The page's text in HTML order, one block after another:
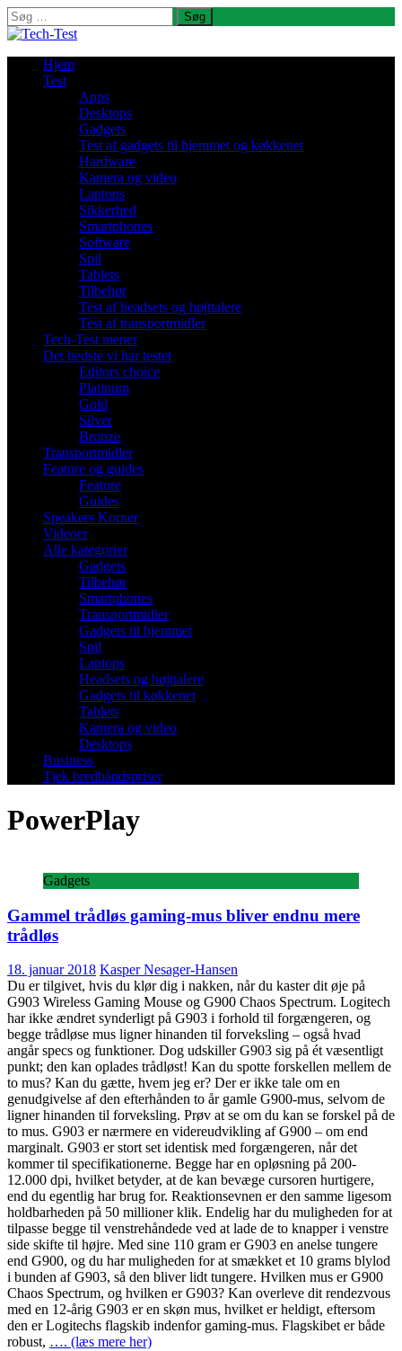
Søg
efter:
Hjem
Test
Apps
Desktops
Gadgets
Test af gadgets til hjemmet og køkkenet
Hardware
Kamera og video
Laptops
Sikkerhed
Smartphones
Software
Spil
Tablets
Tilbehør
Test af headsets og højttalere
Test af transportmidler
Tech-Test mener
Det bedste vi har testet
Editors choice
Platinum
Gold
Silver
Bronze
Transportmidler
Feature og guides
Feature
Guides
Speakers Korner
Videoer
Alle kategorier
Gadgets
Tilbehør
Smartphones
Transportmidler
Gadgets til hjemmet
Spil
Laptops
Headsets og højttalere
Gadgets til køkkenet
Tablets
Kamera og video
Desktops
Business
Tjek bredbåndspriser
PowerPlay
Gadgets
Gammel trådløs gaming-mus bliver endnu mere
trådløs
18. januar 2018 Kasper Nesager-Hansen
Du er tilgivet, hvis du klør dig i nakken, når du kaster dit øje på
G903 Wireless Gaming Mouse og G900 Chaos Spectrum. Logitech
har ikke ændret synderligt på G903 i forhold til forgængeren, og
begge trådløse mus ligner hinanden til forveksling – også hvad
angår specs og funktioner. Dog udskiller G903 sig på ét væsentligt
punkt; den kan oplades trådløst! Kan du spotte forskellen mellem de
to mus? Kan du gætte, hvem jeg er? Der er ikke tale om en
genudgivelse af den efterhånden to år gamle G900-mus, selvom de
ligner hinanden til forveksling. Prøv at se om du kan se forskel på de
to mus. G903 er nærmere en videreudvikling af G900 – om end
marginalt. G903 er stort set identisk med forgængeren, når det
kommer til specifikationerne. Begge har en opløsning på 200-
12.000 dpi, hvilket betyder, at de kan bevæge cursoren hurtigere,
end du egentlig har brug for. Reaktionsevnen er den samme ligesom
holdbarheden på 50 millioner klik. Endelig har du muligheden for at
tilpasse begge til venstrehåndede ved at lade de to knapper i venstre
side skifte til højre. Med sine 110 gram er G903 en anelse tungere
end G900, og du har muligheden for at smækket et 10 grams blylod
i bunden af G903, så den bliver lidt tungere. Hvilken mus er G900
Chaos Spectrum, og hvilken er G903? Kan overleve dit rendezvous
med en 12-årig G903 er en skøn mus, hvilket er heldigt, eftersom
den er Logitechs flagskib indenfor gaming-mus. Flagskibet er både
robust, …. (læs mere her)